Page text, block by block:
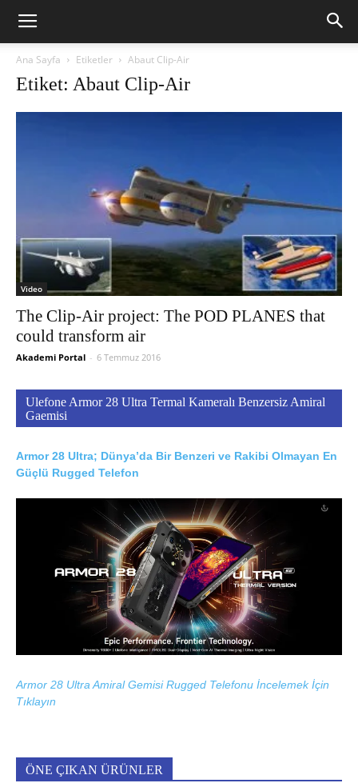
Ana Sayfa Etiketler Abaut Clip-Air
Etiket: Abaut Clip-Air
Video
The Clip-Air project: The POD PLANES that
could transform air
Akademi Portal - 6 Temmuz 2016
Ulefone Armor 28 Ultra Termal Kameralı Benzersiz Amiral
Gaemisi
Armor 28 Ultra; Dünya’da Bir Benzeri ve Rakibi Olmayan En
Güçlü Rugged Telefon
Armor 28 Ultra Amiral Gemisi Rugged Telefonu İncelemek İçin
Tıklayın
ÖNE ÇIKAN ÜRÜNLER